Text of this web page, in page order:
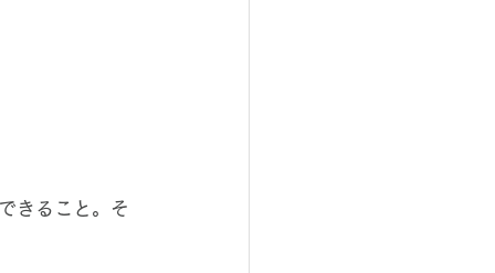
きること。そ